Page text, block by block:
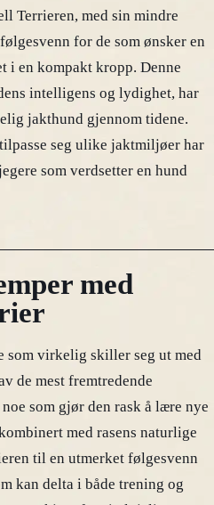
Terrieren, med sin mindre
for de som ønsker en
i en kompakt kropp. Denne
intelligens og lydighet, har
jakthund gjennom tidene.
seg ulike jaktmiljøer har
som verdsetter en hund
med
som virkelig skiller seg ut med
de mest fremtredende
som gjør den rask å lære nye
med rasens naturlige
til en utmerket følgesvenn
kan delta i både trening og